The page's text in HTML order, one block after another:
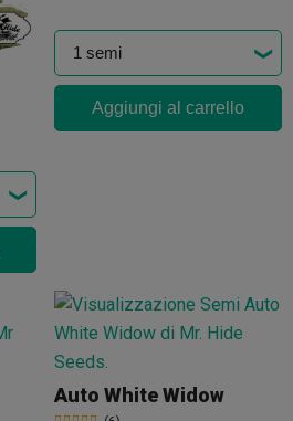
Aggiungi al carrello
Auto White Widow